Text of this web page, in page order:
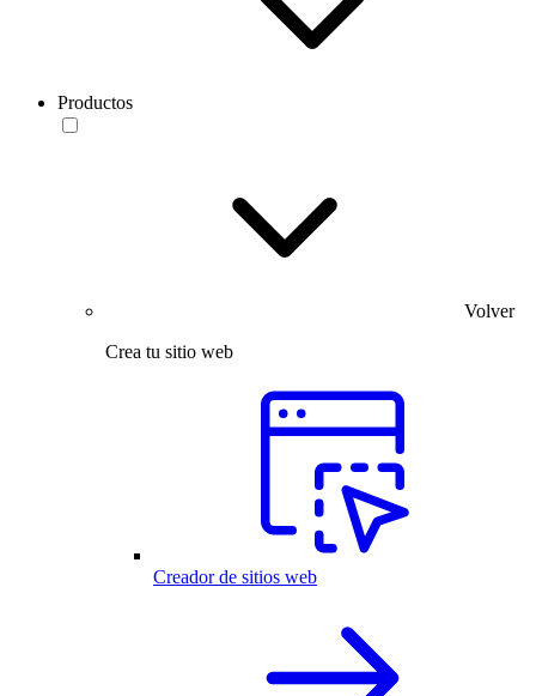
Productos
Volver
Crea tu sitio web
Creador de sitios web